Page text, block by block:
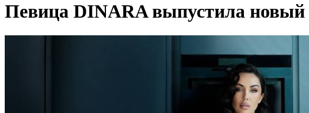
Певица DINARA выпустила новый